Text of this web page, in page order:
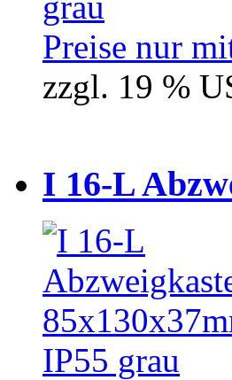
Preise nur
zzgl. 19 %
I 16-L